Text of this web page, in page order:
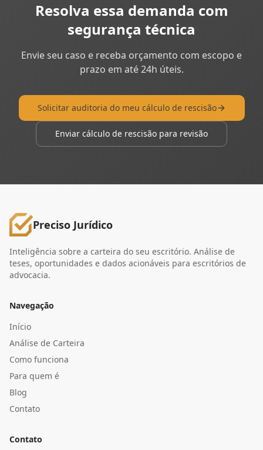
Resolva essa demanda com
segurança técnica
Envie seu caso e receba orçamento com escopo e
prazo em até 24h úteis.
Solicitar auditoria do meu cálculo de rescisão
Enviar cálculo de rescisão para revisão
Preciso Jurídico
Inteligência sobre a carteira do seu escritório. Análise de
teses, oportunidades e dados acionáveis para escritórios de
advocacia.
Navegação
Início
Análise de Carteira
Como funciona
Para quem é
Blog
Contato
Contato